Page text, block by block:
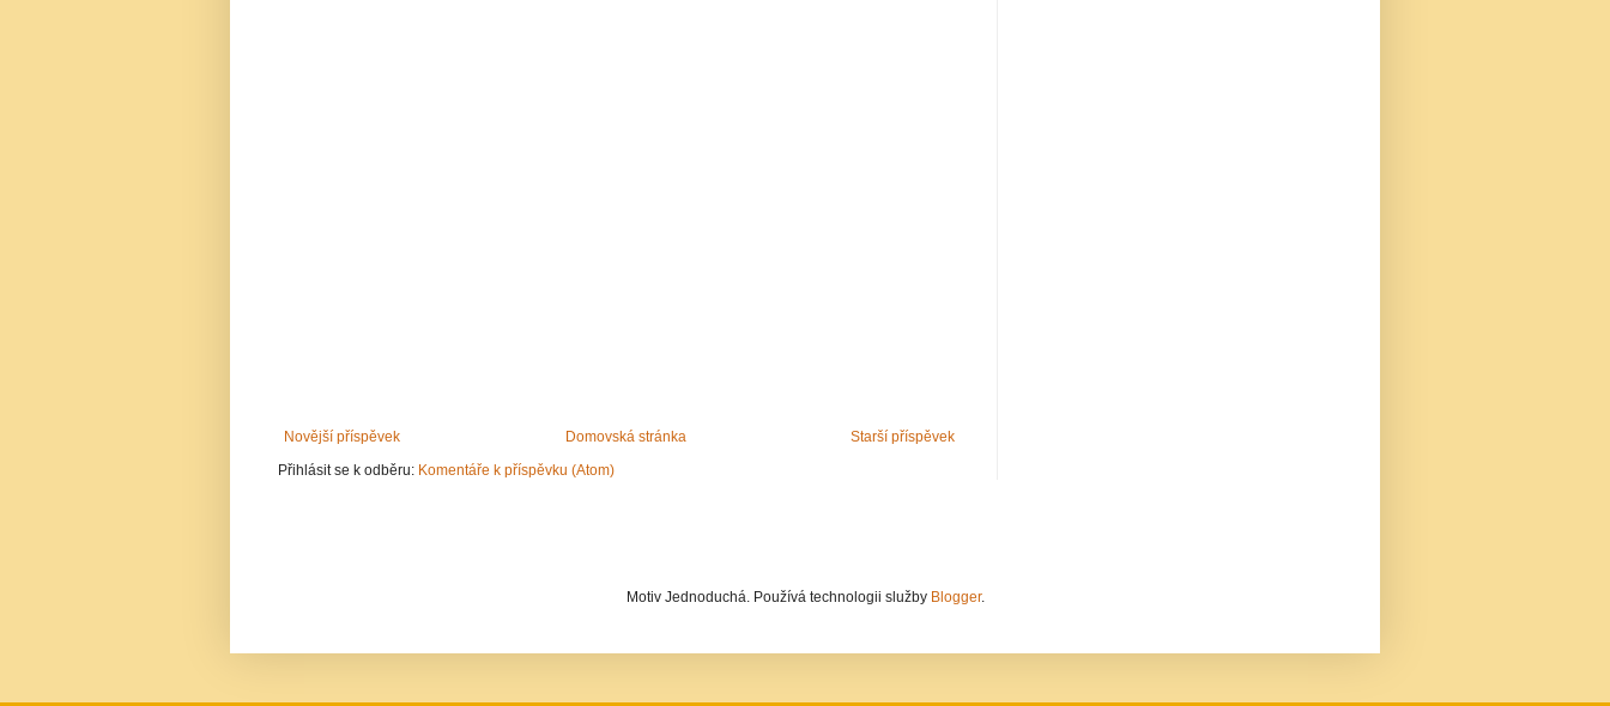
Novější příspěvek Starší příspěvek
Domovská stránka
Přihlásit se k odběru: Komentáře k příspěvku (Atom)
Motiv Jednoduchá. Používá technologii služby Blogger.